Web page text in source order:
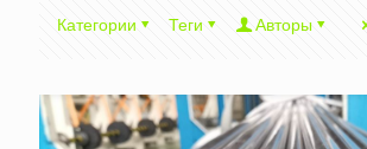
Категории Теги Авторы